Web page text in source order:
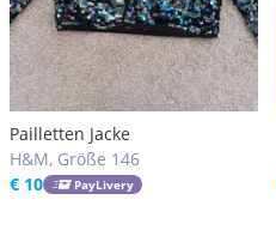
Pailletten Jacke
H&M, Größe 146
€ 10
PayLivery